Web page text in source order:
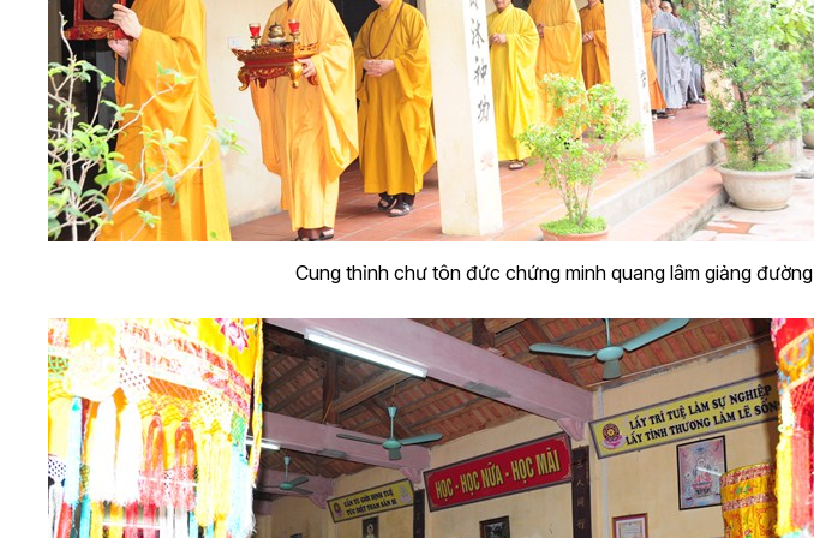
Cung thỉnh chư tôn đức chứng minh quang lâm giảng đường